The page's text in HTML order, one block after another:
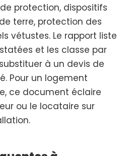
protection, dispositifs
terre, protection des
vétustes. Le rapport liste
et les classe par
à un devis de
Pour un logement
ce document éclaire
ou le locataire sur